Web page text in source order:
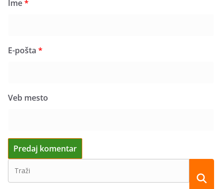
Ime*
E-pošta *
Veb mesto